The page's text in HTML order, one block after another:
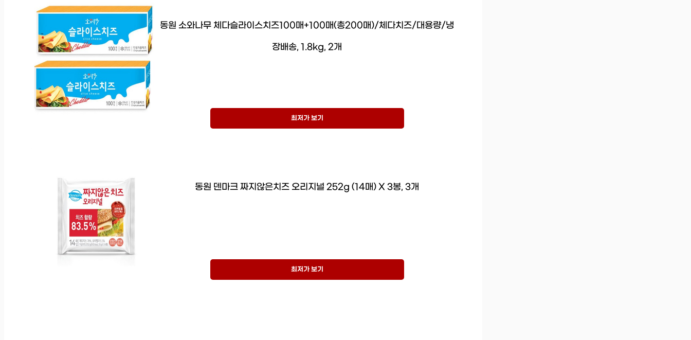
동원 소와나무 체다슬라이스치즈100매+100매(총200매)/체다치즈/대용량/냉
장배송, 1.8kg, 2개
최저가 보기
동원 덴마크 짜지않은치즈 오리지널 252g (14매) X 3봉, 3개
최저가 보기